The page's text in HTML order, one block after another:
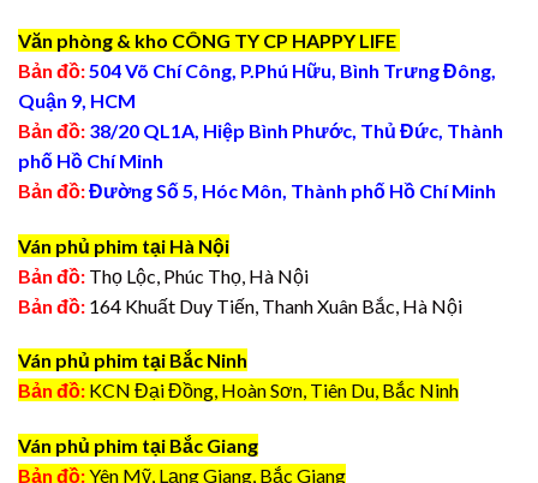
Văn phòng & kho CÔNG TY CP HAPPY LIFE
Bản đồ: 504 Võ Chí Công, P.Phú Hữu, Bình Trưng Đông,
Quận 9, HCM
Bản đồ: 38/20 QL1A, Hiệp Bình Phước, Thủ Đức, Thành
phố Hồ Chí Minh
Bản đồ:Đường Số 5, Hóc Môn, Thành phố Hồ Chí Minh
Ván phủ phim tại Hà Nội
Bản đồ: Thọ Lộc, Phúc Thọ, Hà Nội
Bản đồ: 164 Khuất Duy Tiến, Thanh Xuân Bắc, Hà Nội
Ván phủ phim tại Bắc Ninh
Bản đồ: KCN Đại Đồng, Hoàn Sơn, Tiên Du, Bắc Ninh
Ván phủ phim tại Bắc Giang
Bản đồ:Yên Mỹ, Lạng Giang, Bắc Giang